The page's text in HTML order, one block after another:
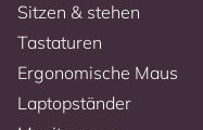
Sitzen & stehen
Tastaturen
Ergonomische Maus
Laptopständer